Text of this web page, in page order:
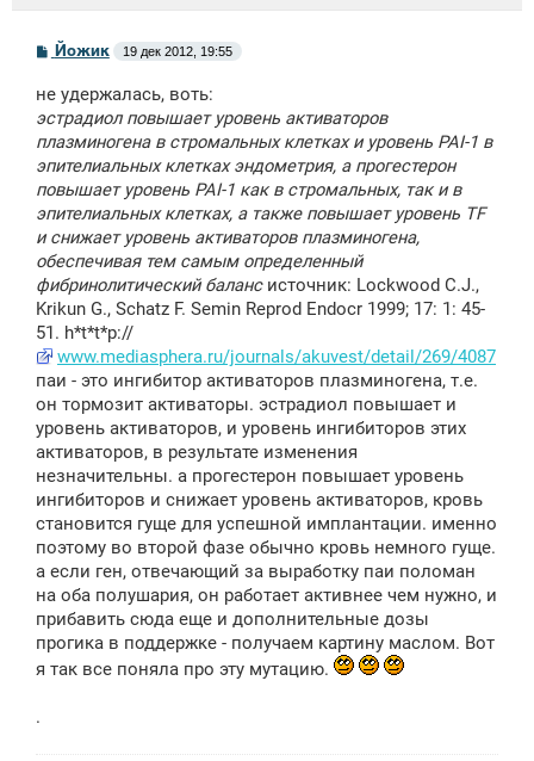
С
б
щ
н
и
Йожик 19 дек 2012, 19:55
не удержалась, воть:
эстрадиол повышает уровень активаторов
плазминогена в стромальных клетках и уровень PAI-1 в
эпителиальных клетках эндометрия, а прогестерон
повышает уровень PAI-1 как в стромальных, так и в
эпителиальных клетках, а также повышает уровень TF
и снижает уровень активаторов плазминогена,
обеспечивая тем самым определенный
фибринолитический балансисточник: Lockwood C.J.,
Krikun G., Schatz F. Semin Reprod Endocr 1999; 17: 1: 45-
51. h*t*t*p://
www.mediasphera.ru/journals/akuvest/detail/269/4087
паи - это ингибитор активаторов плазминогена, т.е.
он тормозит активаторы. эстрадиол повышает и
уровень активаторов, и уровень ингибиторов этих
активаторов, в результате изменения
незначительны. а прогестерон повышает уровень
ингибиторов и снижает уровень активаторов, кровь
становится гуще для успешной имплантации. именно
поэтому во второй фазе обычно кровь немного гуще.
а если ген, отвечающий за выработку паи поломан
на оба полушария, он работает активнее чем нужно, и
прибавить сюда еще и дополнительные дозы
прогика в поддержке - получаем картину маслом. Вот
я так все поняла про эту мутацию.
.